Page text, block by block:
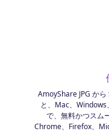
AmoyShare JPG か
と、Mac、
で、無料かつスム
Chrome、Firefox、